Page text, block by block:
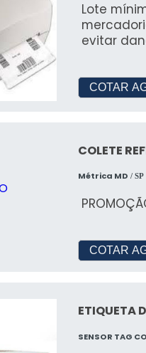
Lote
evitar
COTAR
COLETE
Métrica MD / SP
COTAR
ETIQUETA
SENSOR TAG